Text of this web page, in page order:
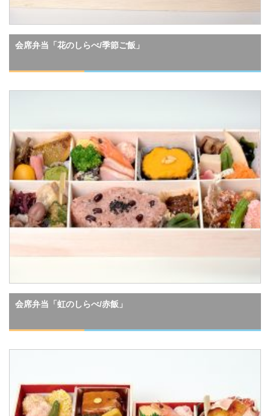
会席弁当「花のしらべ/季節ご飯」
会席弁当「虹のしらべ/赤飯」